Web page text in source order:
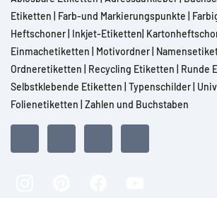
Etiketten
Farb-und Markierungspunkte
Heftschoner Inkjet-Etiketten
Einmachetiketten
Motivordner
Ordneretiketten
Recycling Etiketten Runde
Selbstklebende Etiketten Typenschilder
Folienetiketten Zahlen und Buchstaben